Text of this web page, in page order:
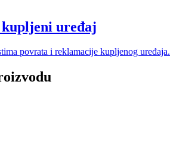
uređaj
povrata i reklamacije kupljenog uređaja.